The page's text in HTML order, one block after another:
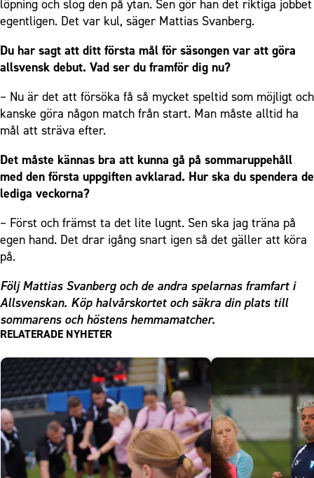
löpning och slog den på ytan. Sen gör han det riktiga jobbet
egentligen. Det var kul, säger Mattias Svanberg.
Du har sagt att ditt första mål för säsongen var att göra
allsvensk debut. Vad ser du framför dig nu?
– Nu är det att försöka få så mycket speltid som möjligt och
kanske göra någon match från start. Man måste alltid ha
mål att sträva efter.
Det måste kännas bra att kunna gå på sommaruppehåll
med den första uppgiften avklarad. Hur ska du spendera de
lediga veckorna?
– Först och främst ta det lite lugnt. Sen ska jag träna på
egen hand. Det drar igång snart igen så det gäller att köra
på.
Följ Mattias Svanberg och de andra spelarnas framfart i
Allsvenskan. Köp halvårskortetoch säkra din plats till
sommarens och höstens hemmamatcher.
RELATERADE NYHETER